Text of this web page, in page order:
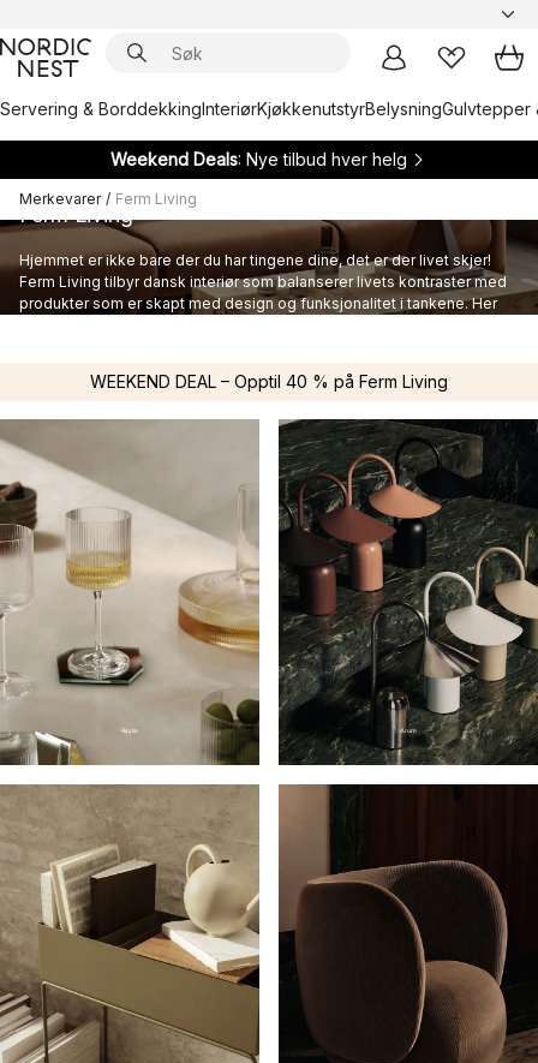
Servering & BorddekkingInteriørKjøkkenutstyrBelysningGulvtepper
Weekend Deals: Nye tilbud hver helg
Merkevarer / Ferm Living
Ferm Living
Hjemmet er ikke bare der du har tingene dine, det er der livet skjer!
Ferm Living tilbyr dansk interiør som balanserer livets kontraster med
produkter som er skapt med design og funksjonalitet i tankene. Her
WEEKEND DEAL – Opptil 40 % på Ferm Living
Ripple Arum